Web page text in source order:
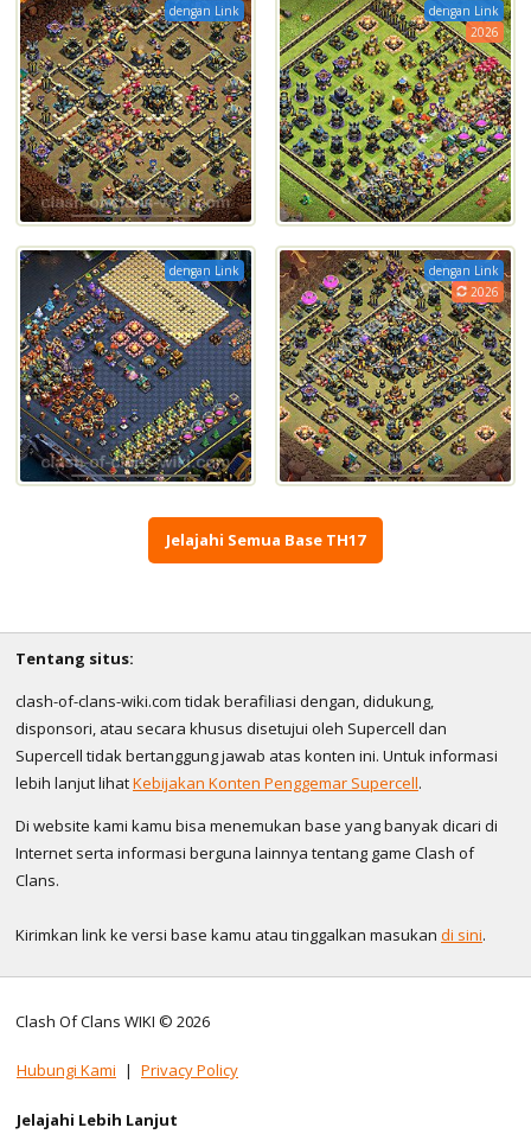
dengan Link
dengan Link
2026
dengan Link
dengan Link
2026
Jelajahi Semua Base TH17
Tentang situs:
clash-of-clans-wiki.com tidak berafiliasi dengan, didukung,
disponsori, atau secara khusus disetujui oleh Supercell dan
Supercell tidak bertanggung jawab atas konten ini. Untuk informasi
lebih lanjut lihatKebijakan Konten Penggemar Supercell.
Di website kami kamu bisa menemukan base yang banyak dicari di
Internet serta informasi berguna lainnya tentang game Clash of
Clans.
Kirimkan link ke versi base kamu atau tinggalkan masukan di sini.
Clash Of Clans WIKI © 2026
Hubungi Kami | Privacy Policy
Jelajahi Lebih Lanjut